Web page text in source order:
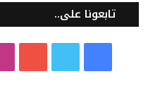
تابعونا على..